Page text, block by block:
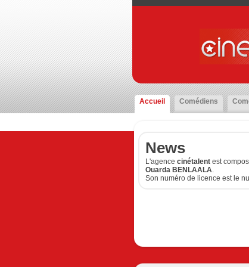
Accueil Comédiens
News
L'agence cinétalent est
Ouarda BENLAALA.
Son numéro de licence est le